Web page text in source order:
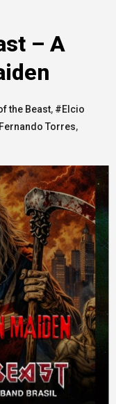
– A
the Beast, #Elcio
Torres,